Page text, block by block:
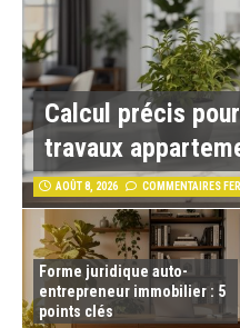
Calcul précis
travaux
AOÛT 8, 2026 COMMENTAIRES
Forme juridique auto-
entrepreneur immobilier : 5
points clés